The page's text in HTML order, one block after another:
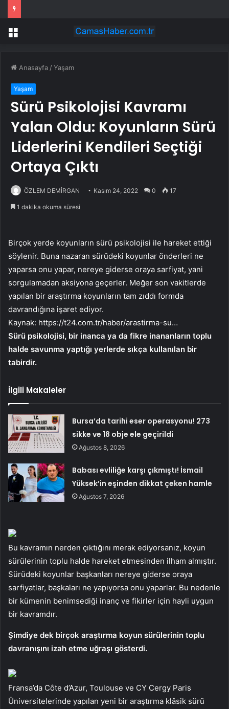
Menü
Anasayfa /Yaşam
Yaşam
Sürü Psikolojisi Kavramı
Yalan Oldu: Koyunların Sürü
Liderlerini Kendileri Seçtiği
Ortaya Çıktı
ÖZLEM DEMİRGAN Kasım 24, 2022 0 17
1 dakika okuma süresi
Birçok yerde koyunların sürü psikolojisi ile hareket ettiği
söylenir. Buna nazaran sürüdeki koyunlar önderleri ne
yaparsa onu yapar, nereye giderse oraya sarfiyat, yani
sorgulamadan aksiyona geçerler. Meğer son vakitlerde
yapılan bir araştırma koyunların tam zıddı formda
davrandığına işaret ediyor.
Kaynak: https://t24.com.tr/haber/arastirma-su…
Sürü psikolojisi, bir inanca ya da fikre inananların toplu
halde savunma yaptığı yerlerde sıkça kullanılan bir
tabirdir.
İlgili Makaleler
Bursa’da tarihi eser operasyonu! 273
sikke ve 18 obje ele geçirildi
Ağustos 8, 2026
Babası evliliğe karşı çıkmıştı! İsmail
Yüksek’in eşinden dikkat çeken hamle
Ağustos 7, 2026
Bu kavramın nerden çıktığını merak ediyorsanız, koyun
sürülerinin toplu halde hareket etmesinden ilham almıştır.
Sürüdeki koyunlar başkanları nereye giderse oraya
sarfiyatlar, başkaları ne yapıyorsa onu yaparlar. Bu nedenle
bir kümenin benimsediği inanç ve fikirler için hayli uygun
bir kavramdır.
Şimdiye dek birçok araştırma koyun sürülerinin toplu
davranışını izah etme uğraşı gösterdi.
Fransa’da Côte d’Azur, Toulouse ve CY Cergy Paris
Üniversitelerinde yapılan yeni bir araştırma klâsik sürü